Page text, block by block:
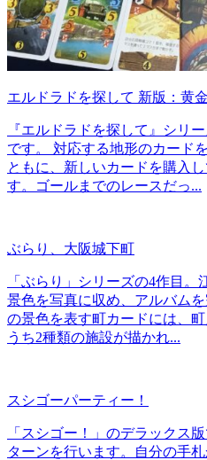
エルドラドを探して 新版：黄
『エルドラドを探して』シリ
です。 対応する地形のカード
ともに、新しいカードを購入
す。ゴールまでのレースだっ...
ぶらり、大阪城下町
「ぶらり」シリーズの4作目
景色を写真に収め、アルバム
の景色を表す町カードには、
うち2種類の施設が描かれ...
スシゴーパーティー！
「スシゴー！」のデラックス
ターンを行います。自分の手